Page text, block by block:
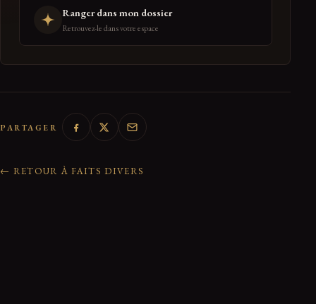
Ranger dans mon dossier
Retrouvez-le dans votre espace
PARTAGER
← RETOUR À FAITS DIVERS